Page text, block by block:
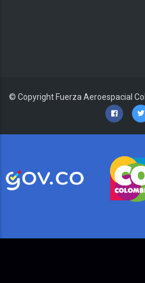
© Copyright Fuerza Aeroespacial